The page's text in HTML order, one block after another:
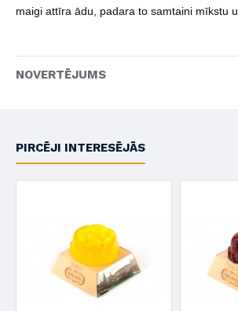
maigi attīra ādu, padara to samtaini mīkstu
NOVERTĒJUMS
PIRCĒJI INTERESĒJĀS